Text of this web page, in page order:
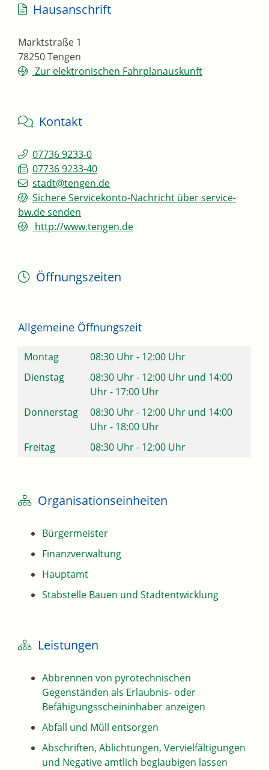
Hausanschrift
Marktstraße 1
78250Tengen
Zur elektronischen Fahrplanauskunft
Kontakt
07736 9233-0
07736 9233-40
stadt@tengen.de
Sichere Servicekonto-Nachricht über service-
bw.de senden
http://www.tengen.de
Öffnungszeiten
Allgemeine Öffnungszeit
Montag 08:30 Uhr- 12:00 Uhr
Dienstag
08:30 Uhr- 12:00 Uhr und 14:00
Uhr- 17:00 Uhr
Donnerstag
08:30 Uhr- 12:00 Uhr und 14:00
Uhr- 18:00 Uhr
Freitag
08:30 Uhr- 12:00 Uhr
Organisationseinheiten
Bürgermeister
Finanzverwaltung
Hauptamt
Stabstelle Bauen und Stadtentwicklung
Leistungen
Abbrennen von pyrotechnischen
Gegenständen als Erlaubnis- oder
Befähigungsscheininhaber anzeigen
Abfall und Müll entsorgen
Abschriften, Ablichtungen, Vervielfältigungen
und Negative amtlich beglaubigen lassen